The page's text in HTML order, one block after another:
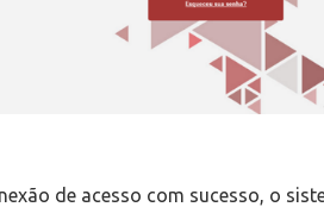
de acesso com sucesso, o